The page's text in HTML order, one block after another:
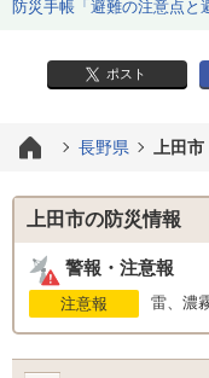
防災手帳「避難の注意点と
ポスト
長野県 上田市
上田市の防災情報
警報・注意報
注意報
雷、濃